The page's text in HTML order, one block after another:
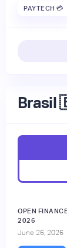
PAYTECH 💳
OPEN
2026
June 26, 2026